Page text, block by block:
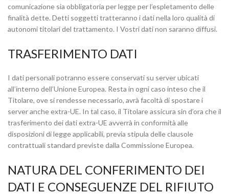
comunicazione sia obbligatoria per legge per l’espletamento delle
finalità dette. Detti soggetti tratteranno i dati nella loro qualità di
autonomi titolari del trattamento. I Vostri dati non saranno diffusi.
TRASFERIMENTO DATI
I dati personali potranno essere conservati su server ubicati
all’interno dell’Unione Europea. Resta in ogni caso inteso che il
Titolare, ove si rendesse necessario, avrà facoltà di spostare i
server anche extra-UE. In tal caso, il Titolare assicura sin d’ora che il
trasferimento dei dati extra-UE avverrà in conformità alle
disposizioni di legge applicabili, previa stipula delle clausole
contrattuali standard previste dalla Commissione Europea.
NATURA DEL CONFERIMENTO DEI
DATI E CONSEGUENZE DEL RIFIUTO